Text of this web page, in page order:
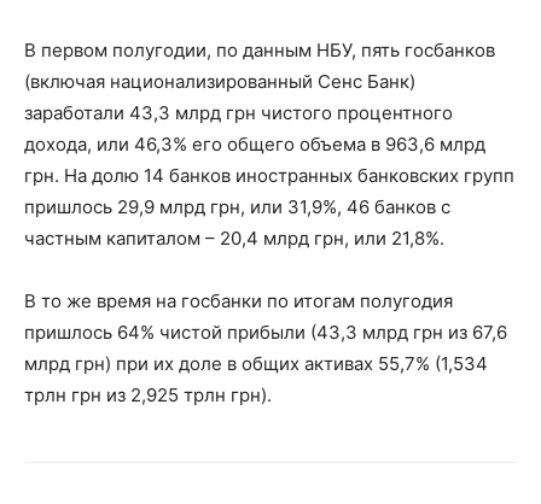
В первом полугодии, по данным НБУ, пять госбанков
(включая национализированный Сенс Банк)
заработали 43,3 млрд грн чистого процентного
дохода, или 46,3% его общего объема в 963,6 млрд
грн. На долю 14 банков иностранных банковских групп
пришлось 29,9 млрд грн, или 31,9%, 46 банков с
частным капиталом – 20,4 млрд грн, или 21,8%.
В то же время на госбанки по итогам полугодия
пришлось 64% чистой прибыли (43,3 млрд грн из 67,6
млрд грн) при их доле в общих активах 55,7% (1,534
трлн грн из 2,925 трлн грн).